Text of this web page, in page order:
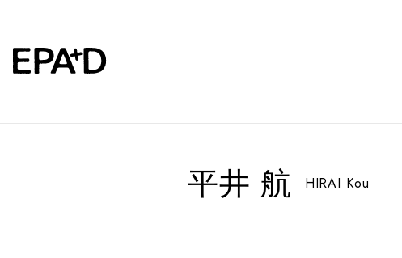
平井 航 HIRAI Kou